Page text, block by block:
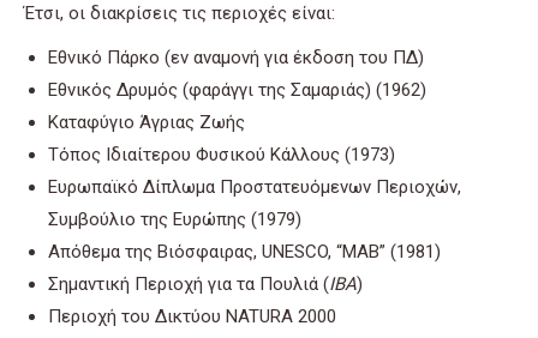
Έτσι, οι διακρίσεις τις περιοχές είναι:
Εθνικό Πάρκο (εν αναμονή για έκδοση του ΠΔ)
Εθνικός Δρυμός (φαράγγι της Σαμαριάς) (1962)
Καταφύγιο Άγριας Ζωής
Τόπος Ιδιαίτερου Φυσικού Κάλλους (1973)
Ευρωπαϊκό Δίπλωμα Προστατευόμενων Περιοχών,
Συμβούλιο της Ευρώπης (1979)
Απόθεμα της Βιόσφαιρας, UNESCO, “MAB” (1981)
Σημαντική Περιοχή για τα Πουλιά (IBA)
Περιοχή του Δικτύου NATURA 2000